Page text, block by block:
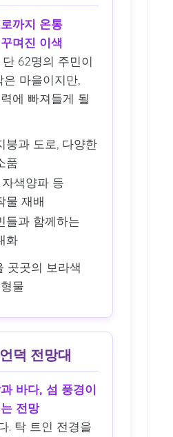
까지 온통
며진 이색
62명의 주민이
마을이지만,
에 빠져들게 될
붕과 도로, 다양한
품
색양파 등
물 재배
들과 함께하는
화
곳곳의 보라색
물
덕 전망대
바다, 섬 풍경이
전망
. 탁 트인 전경을